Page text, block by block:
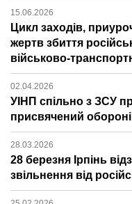
15.06.2026
Цикл заходів,
жертв збиття
військово-
02.04.2026
УІНП спільно з ЗСУ
присвячений
28.03.2026
28 березня Ірпінь
звільнення від